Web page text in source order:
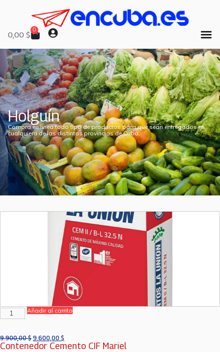
0,00 $
0
Holguín
Compra en línea todo tipo de productos para que sean entregados en
cualquiera de las distintas provincias de Cuba.
Añadir al carrito
9.900,00$ 9.600,00 $
Contenedor Cemento CIF Mariel